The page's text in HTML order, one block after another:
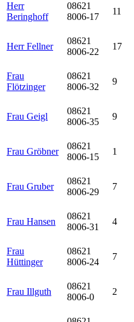
Herr
Beringhoff
08621
8006-17
11
Herr Fellner
08621
8006-22
17
Frau
Flötzinger
08621
8006-32
9
Frau Geigl
08621
8006-35
9
Frau Gröbner
08621
8006-15
1
Frau Gruber
08621
8006-29
7
Frau Hansen
08621
8006-31
4
Frau
Hüttinger
08621
8006-24
7
Frau Illguth
08621
8006-0
2